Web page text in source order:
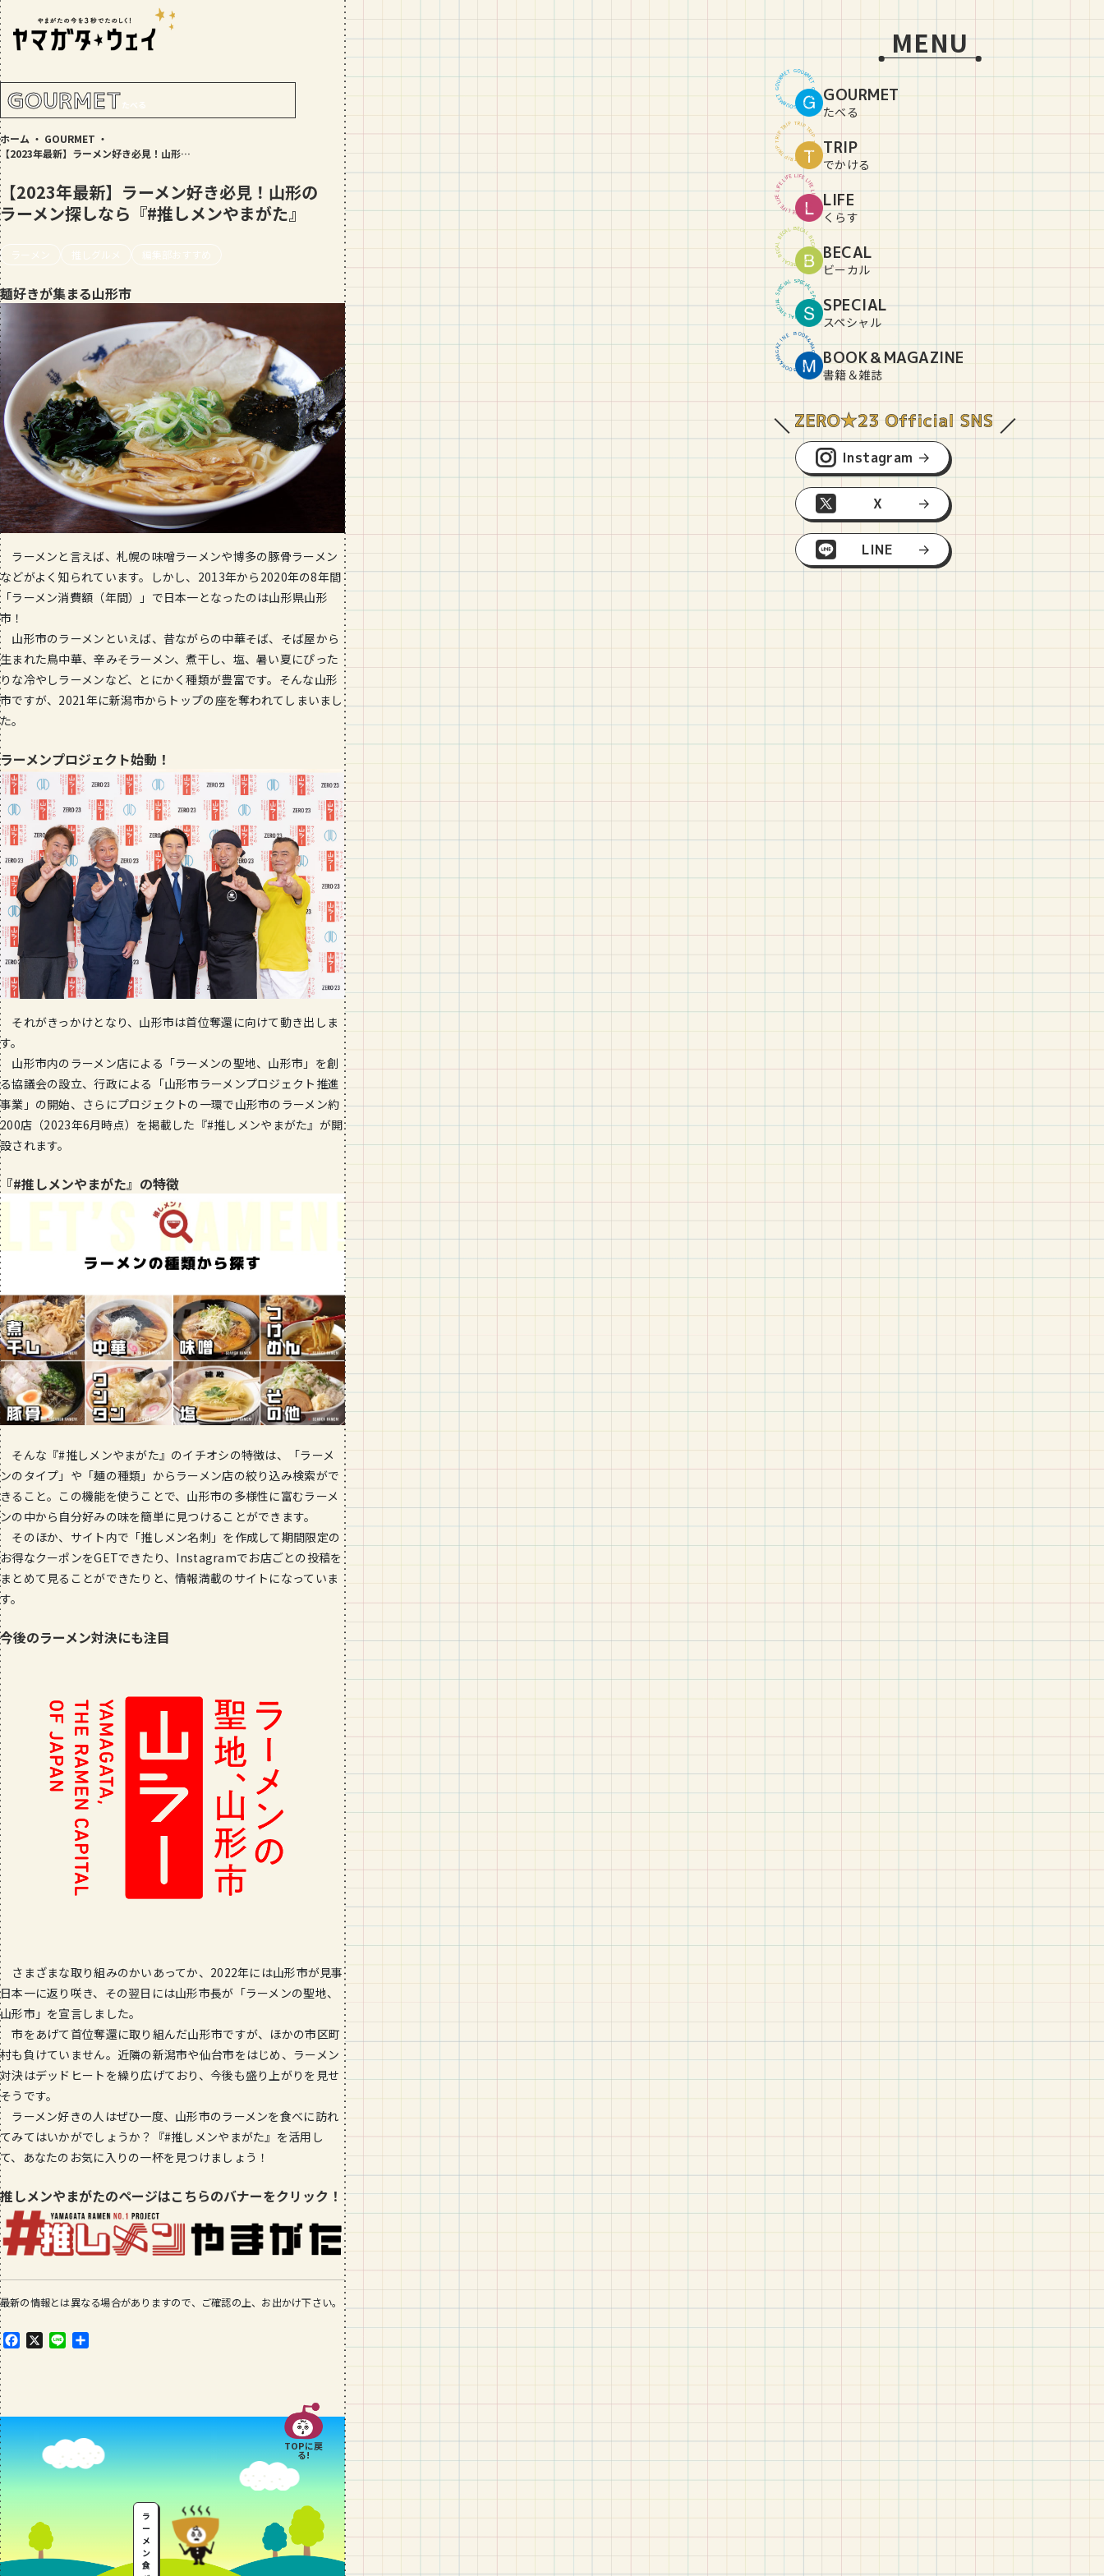
RANKING!
地元民が選ぶ山形県ラーメン人気店
【30選】ランキング付き
GOURMET
おすすめ！山形のそば【23選】地元民
ウェイが厳選
GOURMET
【お肉をやわらかくする方法10選】結
局何が効果的？～おすすめのお取り寄
せセットも！
TRIP
【写真付き】山寺の階段はきつい？階
段数や所要時間をご紹介！
GOURMET
山形のおすすめパン屋さん【26選】地
元民が選ぶランキングBEST５付き！
_vol.1
MENU
GOURME
T
G
O
U
R
M
E
T
G
O
U
R
M
E
T
G
O
U
RMET
GOURMET
たべる
TRIPT
RI
P
T
R
P
T
R
T
R
I
P
T
R
I
P
T
R
I
P
T
RIP
TRIP
でかける
LIFEL
IF
E
L
F
L
I
FE
F
E
L
I
F
E
L
I
F
E
L
IF
E
LIFE
LIFE
くらす
BECA
L
BE
C
A
L
B
E
C
A
B
E
C
A
L
B
E
C
A
L
BE
CAL
BECAL
ビーカル
SPECI
A
L
SP
E
C
A
L
S
P
CI
A
L
S
P
E
C
I
A
L
SP
E
CIAL
SPECIAL
スペシャル
BOOK
&M
A
G
A
Z
I
N
E
B
O
O
K
&
M
A
G
A
Z
I
NE
BOOK＆MAGAZINE
書籍＆雑誌
Instagram
X
LINE
GOURMET たべる
ホーム ・ GOURMET ・
【2023年最新】ラーメン好き必見！山形のラーメン探しなら『#推しメンやまがた』
【2023年最新】ラーメン好き必見！山形の
ラーメン探しなら『#推しメンやまがた』
ラーメン 推しグルメ 編集部おすすめ
麺好きが集まる山形市
ラーメンと言えば、札幌の味噌ラーメンや博多の豚骨ラーメン
などがよく知られています。しかし、2013年から2020年の8年間
「ラーメン消費額（年間）」で日本一となったのは山形県山形
市！
山形市のラーメンといえば、昔ながらの中華そば、そば屋から
生まれた鳥中華、辛みそラーメン、煮干し、塩、暑い夏にぴった
りな冷やしラーメンなど、とにかく種類が豊富です。そんな山形
市ですが、2021年に新潟市からトップの座を奪われてしまいまし
た。
ラーメンプロジェクト始動！
それがきっかけとなり、山形市は首位奪還に向けて動き出しま
す。
山形市内のラーメン店による「ラーメンの聖地、山形市」を創
る協議会の設立、行政による「山形市ラーメンプロジェクト推進
事業」の開始、さらにプロジェクトの一環で山形市のラーメン約
200店（2023年6月時点）を掲載した『#推しメンやまがた』が開
設されます。
『#推しメンやまがた』の特徴
そんな『#推しメンやまがた』のイチオシの特徴は、「ラーメ
ンのタイプ」や「麺の種類」からラーメン店の絞り込み検索がで
きること。この機能を使うことで、山形市の多様性に富むラーメ
ンの中から自分好みの味を簡単に見つけることができます。
そのほか、サイト内で「推しメン名刺」を作成して期間限定の
お得なクーポンをGETできたり、Instagramでお店ごとの投稿を
まとめて見ることができたりと、情報満載のサイトになっていま
す。
今後のラーメン対決にも注目
さまざまな取り組みのかいあってか、2022年には山形市が見事
日本一に返り咲き、その翌日には山形市長が「ラーメンの聖地、
山形市」を宣言しました。
市をあげて首位奪還に取り組んだ山形市ですが、ほかの市区町
村も負けていません。近隣の新潟市や仙台市をはじめ、ラーメン
対決はデッドヒートを繰り広げており、今後も盛り上がりを見せ
そうです。
ラーメン好きの人はぜひ一度、山形市のラーメンを食べに訪れ
てみてはいかがでしょうか？『#推しメンやまがた』を活用し
て、あなたのお気に入りの一杯を見つけましょう！
推しメンやまがたのページはこちらのバナーをクリック！
最新の情報とは異なる場合がありますので、ご確認の上、お出かけ下さい。
F
o
o
k
X
L
TOPに戻
る!
ラ
ー
メ
ン
食